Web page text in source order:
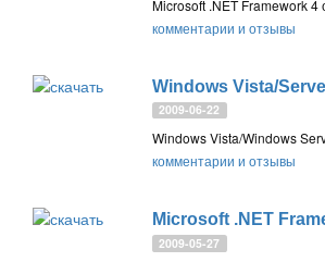
комментарии и отзывы
2009-06-22
комментарии и отзывы
2009-05-27